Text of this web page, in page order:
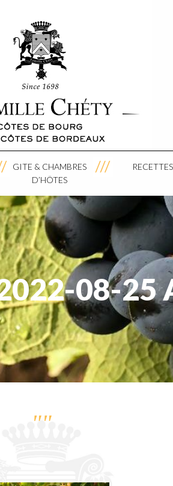
GITE & CHAMBRES
D’HÔTES
RECETTES
08-25
""